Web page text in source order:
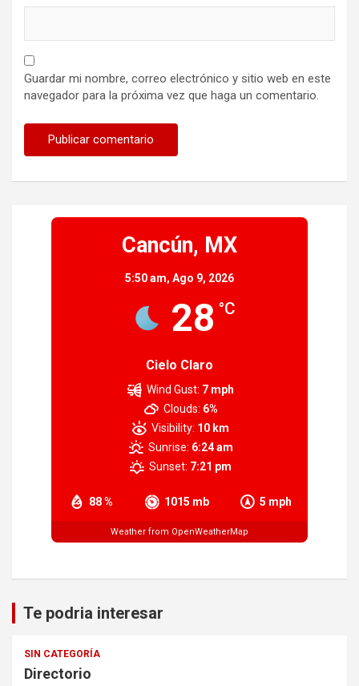
Guardar mi nombre, correo electrónico y sitio web en este
navegador para la próxima vez que haga un comentario.
Cancún, MX
5:50 am, Ago 9, 2026
28 °C
Cielo Claro
88 % 1015 mb 5 mph
Wind Gust: 7 mph
Clouds: 6%
Visibility: 10 km
Sunrise: 6:24 am
Sunset: 7:21 pm
Weather from OpenWeatherMap
Te podria interesar
SIN CATEGORÍA
Directorio